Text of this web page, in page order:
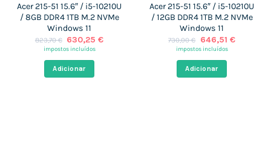
Acer 215-51 15.6″ / i5-10210U
/ 8GB DDR4 1TB M.2 NVMe
Windows 11
823,70€ O
preço
era:
823,70 €.
630,25€O
impostos incluídos
Adicionar
Acer 215-51 15.6″ / i5-10210U
/ 12GB DDR4 1TB M.2 NVMe
Windows 11
730,00€
O
preço
era:
730,00 €.
646,51 €O
impostos incluídos
Adicionar